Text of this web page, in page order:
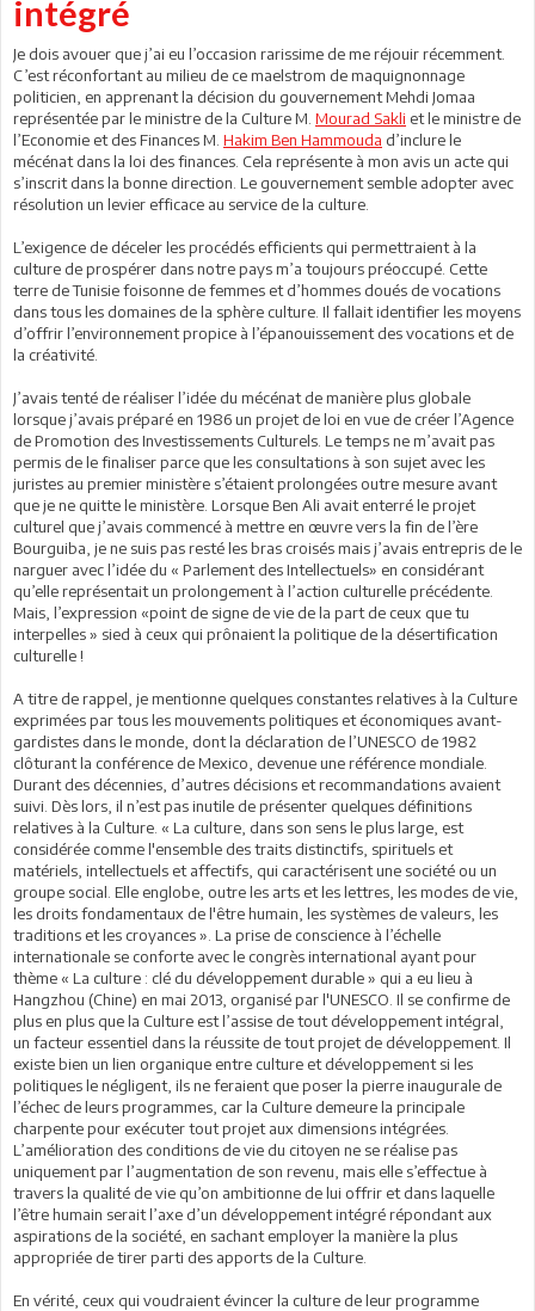
intégré
Je dois avouer que j’ai eu l’occasion rarissime de me réjouir récemment.
C’est réconfortant au milieu de ce maelstrom de maquignonnage
politicien, en apprenant la décision du gouvernement Mehdi Jomaa
représentée par le ministre de la Culture M. Mourad Sakli et le ministre de
l’Economie et des Finances M. Hakim Ben Hammouda d’inclure le
mécénat dans la loi des finances. Cela représente à mon avis un acte qui
s’inscrit dans la bonne direction. Le gouvernement semble adopter avec
résolution un levier efficace au service de la culture.
L’exigence de déceler les procédés efficients qui permettraient à la
culture de prospérer dans notre pays m’a toujours préoccupé. Cette
terre de Tunisie foisonne de femmes et d’hommes doués de vocations
dans tous les domaines de la sphère culture. Il fallait identifier les moyens
d’offrir l’environnement propice à l’épanouissement des vocations et de
la créativité.
J’avais tenté de réaliser l’idée du mécénat de manière plus globale
lorsque j’avais préparé en 1986 un projet de loi en vue de créer l’Agence
de Promotion des Investissements Culturels. Le temps ne m’avait pas
permis de le finaliser parce que les consultations à son sujet avec les
juristes au premier ministère s’étaient prolongées outre mesure avant
que je ne quitte le ministère. Lorsque Ben Ali avait enterré le projet
culturel que j’avais commencé à mettre en œuvre vers la fin de l’ère
Bourguiba, je ne suis pas resté les bras croisés mais j’avais entrepris de le
narguer avec l’idée du « Parlement des Intellectuels» en considérant
qu’elle représentait un prolongement à l’action culturelle précédente.
Mais, l’expression «point de signe de vie de la part de ceux que tu
interpelles » sied à ceux qui prônaient la politique de la désertification
culturelle !
A titre de rappel, je mentionne quelques constantes relatives à la Culture
exprimées par tous les mouvements politiques et économiques avant-
gardistes dans le monde, dont la déclaration de l’UNESCO de 1982
clôturant la conférence de Mexico, devenue une référence mondiale.
Durant des décennies, d’autres décisions et recommandations avaient
suivi. Dès lors, il n’est pas inutile de présenter quelques définitions
relatives à la Culture. « La culture, dans son sens le plus large, est
considérée comme l'ensemble des traits distinctifs, spirituels et
matériels, intellectuels et affectifs, qui caractérisent une société ou un
groupe social. Elle englobe, outre les arts et les lettres, les modes de vie,
les droits fondamentaux de l'être humain, les systèmes de valeurs, les
traditions et les croyances ». La prise de conscience à l’échelle
internationale se conforte avec le congrès international ayant pour
thème « La culture : clé du développement durable » qui a eu lieu à
Hangzhou (Chine) en mai 2013, organisé par l'UNESCO. Il se confirme de
plus en plus que la Culture est l’assise de tout développement intégral,
un facteur essentiel dans la réussite de tout projet de développement. Il
existe bien un lien organique entre culture et développement si les
politiques le négligent, ils ne feraient que poser la pierre inaugurale de
l’échec de leurs programmes, car la Culture demeure la principale
charpente pour exécuter tout projet aux dimensions intégrées.
L’amélioration des conditions de vie du citoyen ne se réalise pas
uniquement par l’augmentation de son revenu, mais elle s’effectue à
travers la qualité de vie qu’on ambitionne de lui offrir et dans laquelle
l’être humain serait l’axe d’un développement intégré répondant aux
aspirations de la société, en sachant employer la manière la plus
appropriée de tirer parti des apports de la Culture.
En vérité, ceux qui voudraient évincer la culture de leur programme